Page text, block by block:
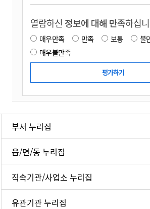
열람하신 정보에 대해 만족하십
매우만족 만족 보통
불
매우불만족
부서 누리집
읍/면/동 누리집
직속기관/사업소 누리집
유관기관 누리집